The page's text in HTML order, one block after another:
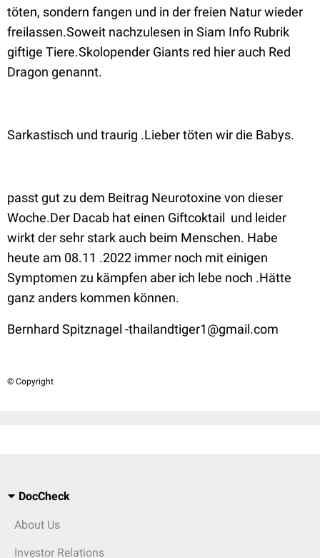
töten, sondern fangen und in der freien Natur wieder
freilassen.Soweit nachzulesen in Siam Info Rubrik
giftige Tiere.Skolopender Giants red hier auch Red
Dragon genannt.
Sarkastisch und traurig .Lieber töten wir die Babys.
passt gut zu dem Beitrag Neurotoxine von dieser
Woche.Der Dacab hat einen Giftcoktail und leider
wirkt der sehr stark auch beim Menschen. Habe
heute am 08.11 .2022 immer noch mit einigen
Symptomen zu kämpfen aber ich lebe noch .Hätte
ganz anders kommen können.
Bernhard Spitznagel -thailandtiger1@gmail.com
© Copyright
DocCheck
About Us
Investor Relations